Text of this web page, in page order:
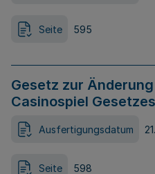
Seite 595
Gesetz zur
Casinospiel
Ausfertigungsdatum
Seite 598